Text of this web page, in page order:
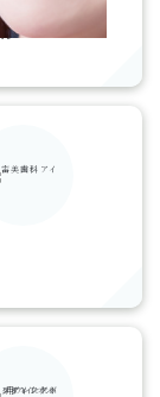
正